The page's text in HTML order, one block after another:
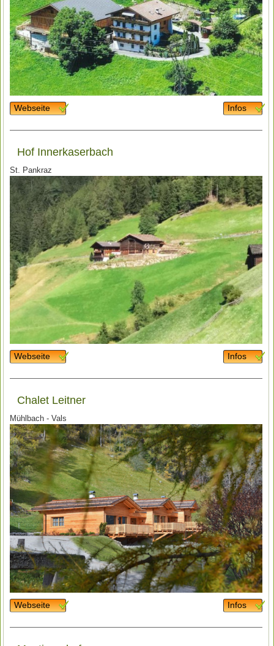
Webseite Infos
Hof Innerkaserbach
St. Pankraz
Webseite Infos
Chalet Leitner
Mühlbach - Vals
Webseite Infos